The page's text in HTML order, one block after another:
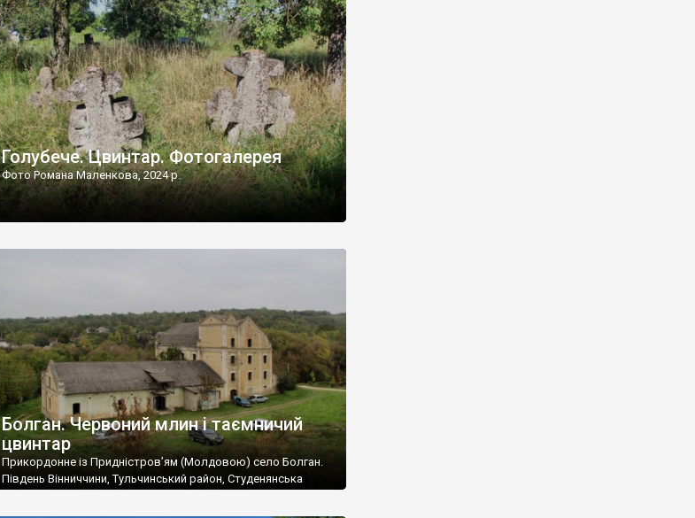
[…]
Голубече. Цвинтар. Фотогалерея
Фото Романа Маленкова, 2024 р.
Болган. Червоний млин і таємничий
цвинтар
Прикордонне із Придністров’ям (Молдовою) село Болган.
Південь Вінниччини, Тульчинський район, Студенянська